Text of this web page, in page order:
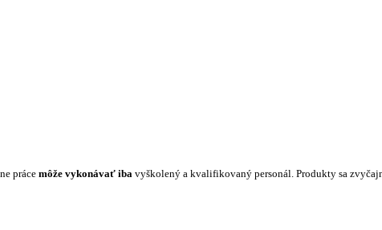
práce môže vykonávať iba vyškolený a kvalifikovaný personál. Produkty sa